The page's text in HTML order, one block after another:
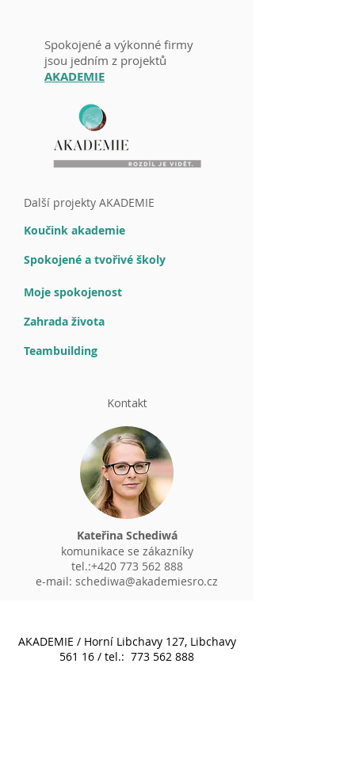
Spokojené a výkonné firmy
jsou jedním z projektů
AKADEMIE
Další projekty AKADEMIE
Koučink akademie
Spokojené a tvořivé školy
Moje spokojenost
Zahrada života
Teambuilding
Kontakt
Kateřina Schediwá
komunikace se zákazníky
tel.:+420 773 562 888
e-mail: schediwa@akademiesro.cz
AKADEMIE / Horní Libchavy 127, Libchavy
561 16 / tel.: 773 562 888